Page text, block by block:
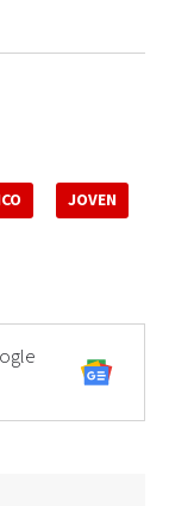
JOVEN